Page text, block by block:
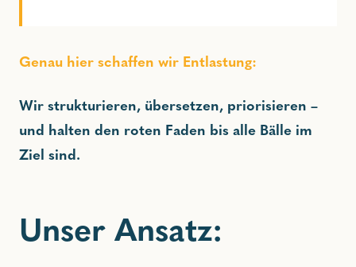
Genau hier schaffen wir Entlastung:
Wir strukturieren, übersetzen, priorisieren –
und halten den roten Faden bis alle Bälle im
Ziel sind.
Unser Ansatz: